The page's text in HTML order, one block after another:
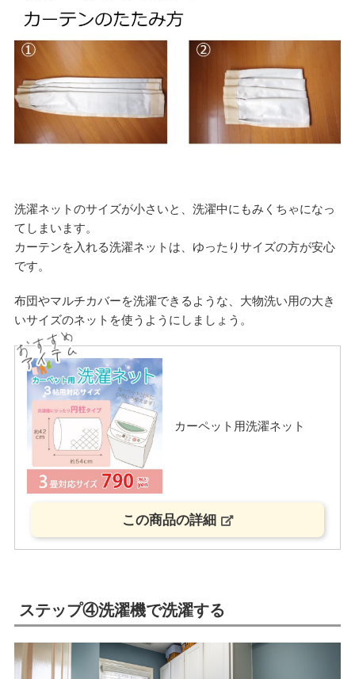
洗濯ネットのサイズが小さいと、洗濯中にもみくちゃになっ
てしまいます。
カーテンを入れる洗濯ネットは、ゆったりサイズの方が安心
です。
布団やマルチカバーを洗濯できるような、大物洗い用の大き
いサイズのネットを使うようにしましょう。
カーペット用洗濯ネット
この商品の詳細
ステップ④洗濯機で洗濯する